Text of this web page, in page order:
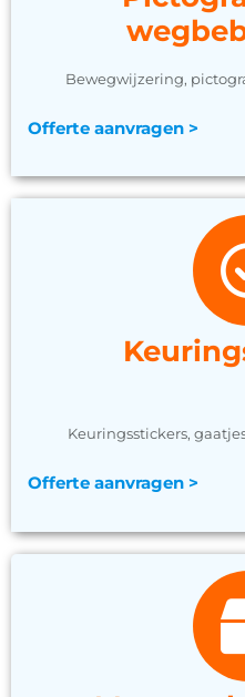
Bewegwijzering,
Offerte aanvragen >
Keuringsstickers,
Offerte aanvragen >